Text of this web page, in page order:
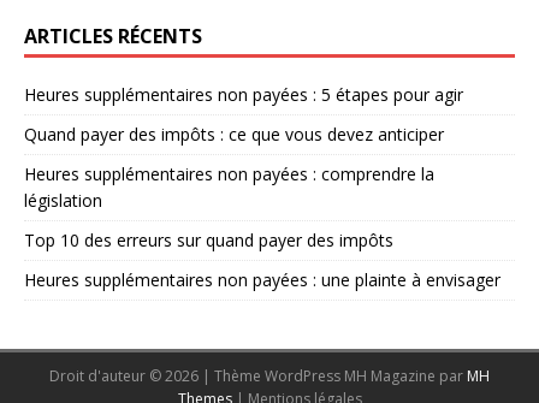
ARTICLES RÉCENTS
Heures supplémentaires non payées : 5 étapes pour agir
Quand payer des impôts : ce que vous devez anticiper
Heures supplémentaires non payées : comprendre la
législation
Top 10 des erreurs sur quand payer des impôts
Heures supplémentaires non payées : une plainte à envisager
Droit d'auteur © 2026 | Thème WordPress MH Magazine par MH
Themes | Mentions légales